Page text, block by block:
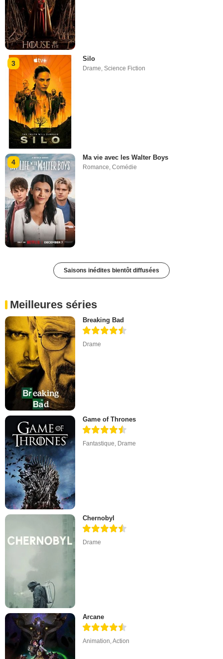
3
Silo
Drame,Science Fiction
4
Ma vie avec les Walter Boys
Romance,Comédie
Saisons inédites bientôt diffusées
Meilleures séries
Breaking Bad
Drame
Game of Thrones
Fantastique Drame
Chernobyl
Drame
Arcane
Animation,Action